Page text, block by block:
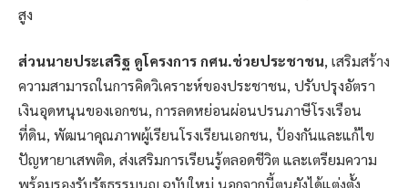
สูง
ส่วนนายประเสริฐ ดูโครงการ กศน.ช่วยประชาชน, เสริมสร้าง
ความสามารถในการคิดวิเคราะห์ของประชาชน, ปรับปรุงอัตรา
เงินอุดหนุนของเอกชน, การลดหย่อนผ่อนปรนภาษีโรงเรือน
ที่ดิน, พัฒนาคุณภาพผู้เรียนโรงเรียนเอกชน, ป้องกันและแก้ไข
ปัญหายาเสพติด, ส่งเสริมการเรียนรู้ตลอดชีวิต และเตรียมความ
พร้อมรองรับรัฐธรรมนูญ ฉบับใหม่ นอกจากนี้ตนยังได้แต่งตั้ง